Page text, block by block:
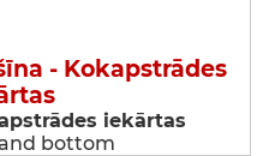
- Kokapstrādes
iekārtas
bottom